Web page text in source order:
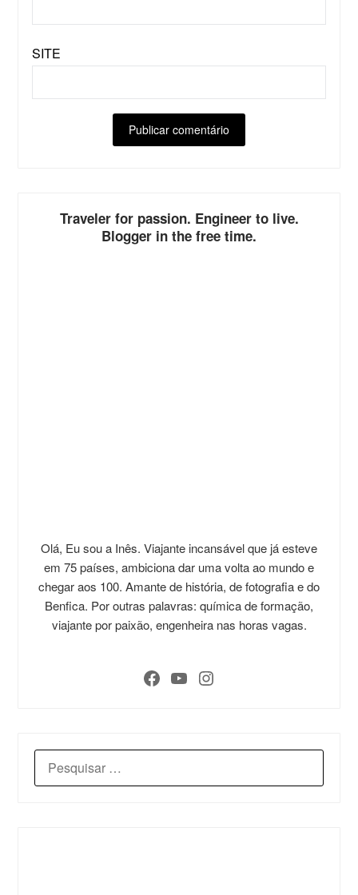
SITE
Traveler for passion. Engineer to live.
Blogger in the free time.
Olá, Eu sou a Inês. Viajante incansável que já esteve
em 75 países, ambiciona dar uma volta ao mundo e
chegar aos 100. Amante de história, de fotografia e do
Benfica. Por outras palavras: química de formação,
viajante por paixão, engenheira nas horas vagas.